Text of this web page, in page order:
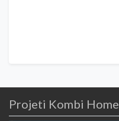
Projeti Kombi Home